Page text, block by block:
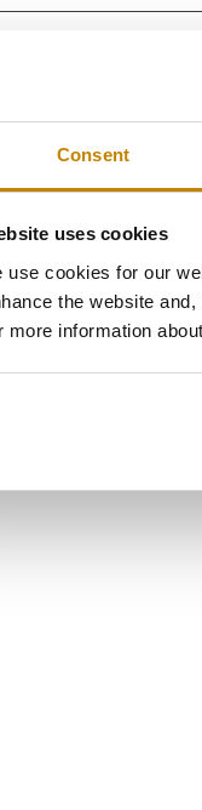
Consent
uses cookies
use cookies for our
the website
more information
中所述全部个人